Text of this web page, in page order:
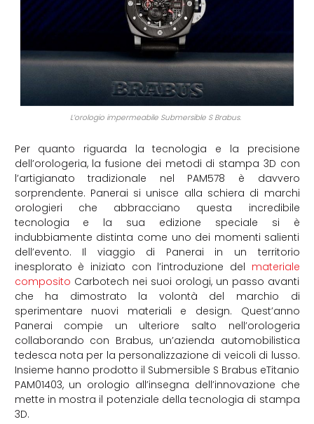
L’orologio impermeabile Submersible S Brabus.
Per quanto riguarda la tecnologia e la precisione
dell’orologeria, la fusione dei metodi di stampa 3D con
l’artigianato tradizionale nel PAM578 è davvero
sorprendente. Panerai si unisce alla schiera di marchi
orologieri che abbracciano questa incredibile
tecnologia e la sua edizione speciale si è
indubbiamente distinta come uno dei momenti salienti
dell’evento. Il viaggio di Panerai in un territorio
inesplorato è iniziato con l’introduzione del materiale
composito Carbotech nei suoi orologi, un passo avanti
che ha dimostrato la volontà del marchio di
sperimentare nuovi materiali e design. Quest’anno
Panerai compie un ulteriore salto nell’orologeria
collaborando con Brabus, un’azienda automobilistica
tedesca nota per la personalizzazione di veicoli di lusso.
Insieme hanno prodotto il Submersible S Brabus eTitanio
PAM01403, un orologio all’insegna dell’innovazione che
mette in mostra il potenziale della tecnologia di stampa
3D.